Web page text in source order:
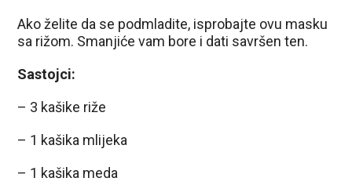
Ako želite da se podmladite, isprobajte ovu masku
sa rižom. Smanjiće vam bore i dati savršen ten.
Sastojci:
– 3 kašike riže
– 1 kašika mlijeka
– 1 kašika meda